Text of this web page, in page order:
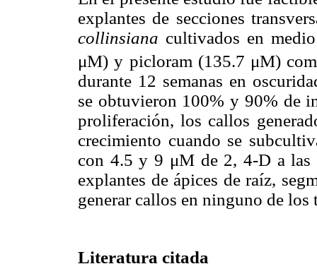
explantes de secciones
collinsiana cultivados en
μM) y picloram (135.7 μM)
durante 12 semanas en
se obtuvieron 100% y 90% de
proliferación, los callos
crecimiento cuando se
con 4.5 y 9 μM de 2, 4-D a las
explantes de ápices de raíz,
generar callos en ninguno de los
Literatura citada